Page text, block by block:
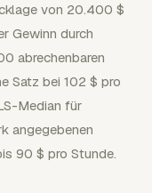
von 20.400 $
Gewinn durch
abrechenbaren
Satz bei 102 $ pro
Median für
angegebenen
90 $ pro Stunde.